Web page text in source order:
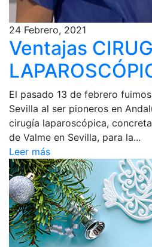
24 Febrero, 2021
Ventajas
El pasado 13 de febrero
Sevilla al ser pioneros en
cirugía laparoscópica,
de Valme en Sevilla, para la...
Leer más